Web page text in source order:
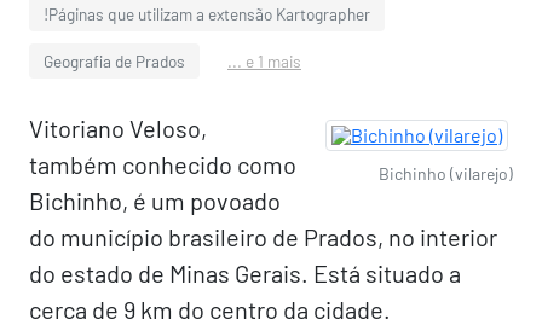
!Páginas que utilizam a extensão Kartographer
Geografia de Prados ... e 1 mais
Bichinho (vilarejo)
Vitoriano Veloso,
também conhecido como
Bichinho, é um povoado
do município brasileiro de Prados, no interior
do estado de Minas Gerais. Está situado a
cerca de 9 km do centro da cidade.